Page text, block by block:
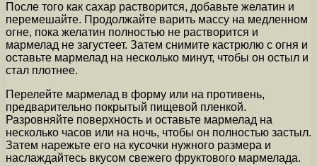
После того как сахар растворится, добавьте желатин и
перемешайте. Продолжайте варить массу на медленном
огне, пока желатин полностью не растворится и
мармелад не загустеет. Затем снимите кастрюлю с огня и
оставьте мармелад на несколько минут, чтобы он остыл и
стал плотнее.
Перелейте мармелад в форму или на противень,
предварительно покрытый пищевой пленкой.
Разровняйте поверхность и оставьте мармелад на
несколько часов или на ночь, чтобы он полностью застыл.
Затем нарежьте его на кусочки нужного размера и
наслаждайтесь вкусом свежего фруктового мармелада.